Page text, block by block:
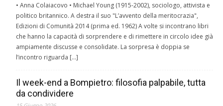
• Anna Colaiacovo • Michael Young (1915-2002), sociologo, attivista e
politico britannico. A destra il suo "L’avvento della meritocrazia",
Edizioni di Comunità 2014 (prima ed. 1962) A volte si incontrano libri
che hanno la capacità di sorprendere e di rimettere in circolo idee già
ampiamente discusse e consolidate. La sorpresa è doppia se
l’incontro riguarda […]
Il week-end a Bompietro: filosofia palpabile, tutta
da condividere